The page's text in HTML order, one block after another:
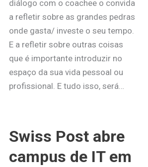
diálogo com o coachee o convida
a refletir sobre as grandes pedras
onde gasta/ investe o seu tempo.
E a refletir sobre outras coisas
que é importante introduzir no
espaço da sua vida pessoal ou
profissional. E tudo isso, será…
Swiss Post abre
campus de IT em